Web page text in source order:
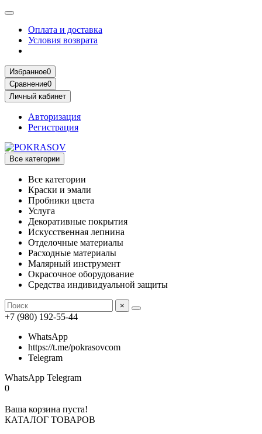
Оплата и доставка
Условия возврата
Избранное0
Сравнение0
Личный кабинет
Авторизация
Регистрация
Все категории
Все категории
Краски и эмали
Пробники цвета
Услуга
Декоративные покрытия
Искусственная лепнина
Отделочные материалы
Расходные материалы
Малярный инструмент
Окрасочное оборудование
Средства индивидуальной защиты
×
+7 (980) 192-55-44
WhatsApp
https://t.me/pokrasovcom
Telegram
WhatsApp Telegram
0
Ваша корзина пуста!
КАТАЛОГ ТОВАРОВ